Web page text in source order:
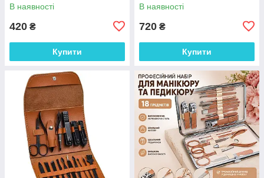
В наявності
420 ₴
Купити
В наявності
720 ₴
Купити